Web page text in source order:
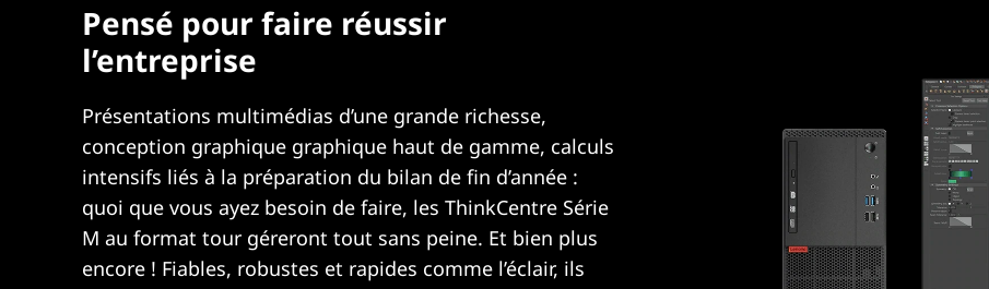
Pensé pour faire réussir
l’entreprise
Présentations multimédias d’une grande richesse,
conception graphique graphique haut de gamme, calculs
intensifs liés à la préparation du bilan de fin d’année :
quoi que vous ayez besoin de faire, les ThinkCentre Série
M au format tour géreront tout sans peine. Et bien plus
encore ! Fiables, robustes et rapides comme l’éclair, ils